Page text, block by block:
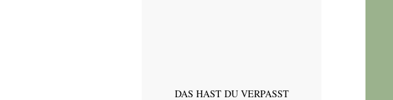
DAS HAST DU VERPASST